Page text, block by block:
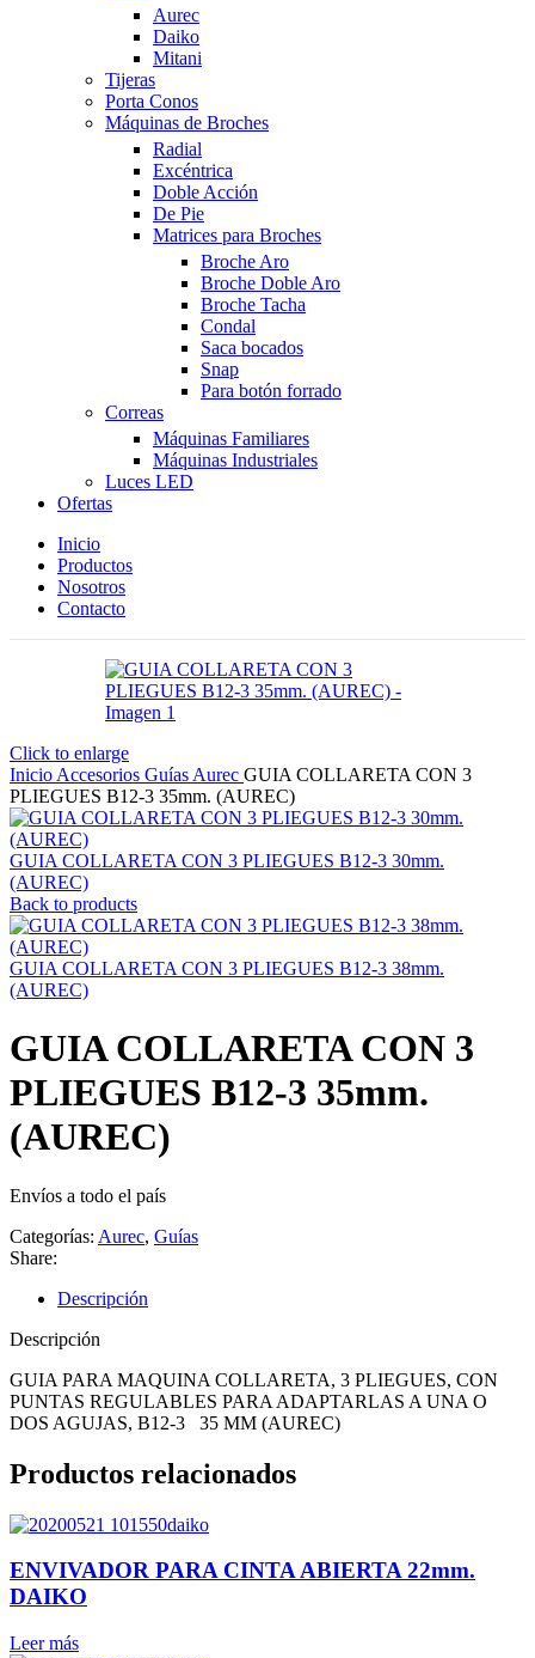
Aurec
Daiko
Mitani
Tijeras
Porta Conos
Máquinas de Broches
Radial
Excéntrica
Doble Acción
De Pie
Matrices para Broches
Broche Aro
Broche Doble Aro
Broche Tacha
Condal
Saca bocados
Snap
Para botón forrado
Correas
Máquinas Familiares
Máquinas Industriales
Luces LED
Ofertas
Inicio
Productos
Nosotros
Contacto
Click to enlarge
Inicio Accesorios Guías Aurec GUIA COLLARETA CON 3
PLIEGUES B12-3 35mm. (AUREC)
GUIA COLLARETA CON 3 PLIEGUES B12-3 30mm.
(AUREC)
Back to products
GUIA COLLARETA CON 3 PLIEGUES B12-3 38mm.
(AUREC)
GUIA COLLARETA CON 3
PLIEGUES B12-3 35mm.
(AUREC)
Envíos a todo el país
Categorías: Aurec, Guías
Share:
Descripción
Descripción
GUIA PARA MAQUINA COLLARETA, 3 PLIEGUES, CON
PUNTAS REGULABLES PARA ADAPTARLAS A UNA O
DOS AGUJAS, B12-3 35 MM (AUREC)
Productos relacionados
ENVIVADOR PARA CINTA ABIERTA 22mm.
DAIKO
Leer más